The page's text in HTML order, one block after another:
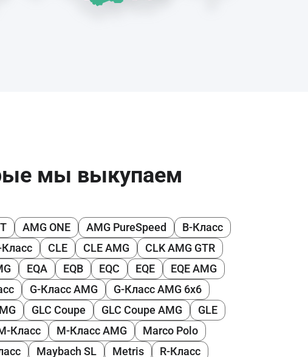
мы выкупаем
AMG ONE AMG PureSpeed
B-Класс
Класс CLE CLE AMG
CLK AMG GTR
EQA EQB EQC EQE
EQE AMG
G-Класс AMG
G-Класс AMG 6x6
GLC Coupe GLC Coupe AMG
GLE
Класс M-Класс AMG
Marco Polo
Maybach SL Metris R-Класс